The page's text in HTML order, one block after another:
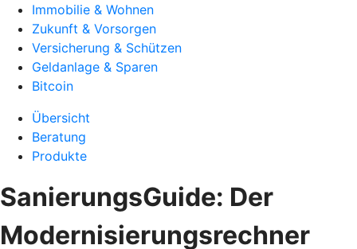
Immobilie & Wohnen
Zukunft & Vorsorgen
Versicherung & Schützen
Geldanlage & Sparen
Bitcoin
Übersicht
Beratung
Produkte
SanierungsGuide: Der
Modernisierungsrechner